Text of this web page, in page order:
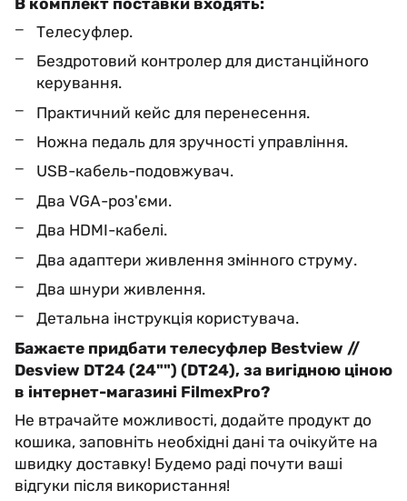
Телесуфлер.
Бездротовий контролер для дистанційного
керування.
Практичний кейс для перенесення.
Ножна педаль для зручності управління.
USB-кабель-подовжувач.
Два VGA-роз'єми.
Два HDMI-кабелі.
Два адаптери живлення змінного струму.
Два шнури живлення.
Детальна інструкція користувача.
Бажаєте придбати телесуфлер Bestview //
Desview DT24 (24"") (DT24), за вигідною ціною
в інтернет-магазині FilmexPro?
Не втрачайте можливості, додайте продукт до
кошика, заповніть необхідні дані та очікуйте на
швидку доставку! Будемо раді почути ваші
відгуки після використання!